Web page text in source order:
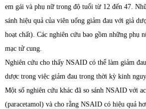
em gái và phụ nữ trong độ tuổi từ 12 đến 47.
sánh hiệu quả của viên uống giảm đau với giả
hoạt chất). Các nghiên cứu bao gồm những phụ
mạc tử cung.
Nghiên cứu cho thấy NSAID có thể làm giảm
dược trong việc giảm đau trong thời kỳ kinh
Một số nghiên cứu khác đã so sánh NSAID với
(paracetamol) và cho rằng NSAID có hiệu quả